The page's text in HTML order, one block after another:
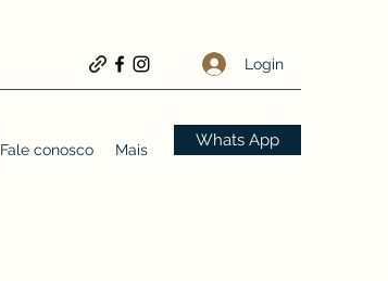
Login
Fale conosco Mais Whats App